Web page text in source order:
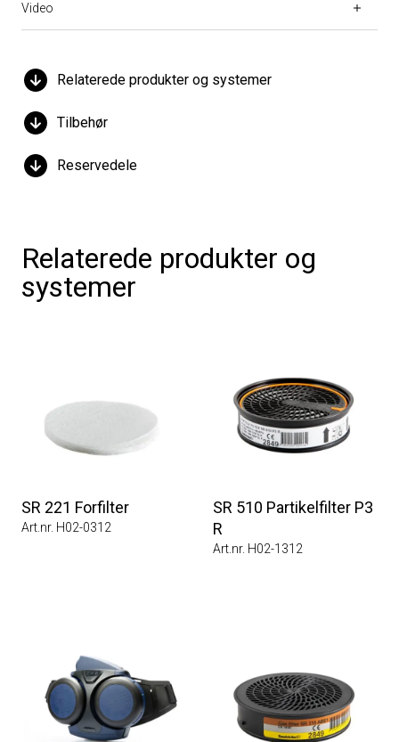
Video
Relaterede produkter og systemer
Tilbehør
Reservedele
Relaterede produkter og
systemer
SR 221 Forfilter
Art.nr. H02-0312
SR 510 Partikelfilter P3
R
Art.nr. H02-1312